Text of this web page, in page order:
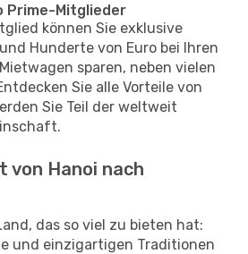
Prime-Mitglieder
können Sie exklusive
Hunderte von Euro bei Ihren
sparen, neben vielen
Sie alle Vorteile von
Sie Teil der weltweit
von Hanoi nach
das so viel zu bieten hat:
und einzigartigen Traditionen